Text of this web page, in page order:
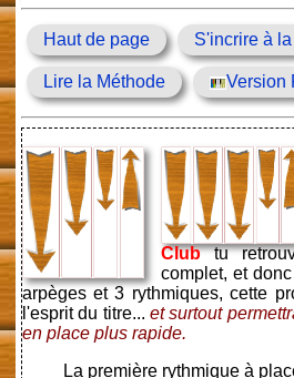
Haut de page S'incrire à
Lire la Méthode Version
Clubtu
complet, et
arpèges et 3 rythmiques, cette
l'esprit du titre... et surtout
en place plus rapide.
La première rythmique à